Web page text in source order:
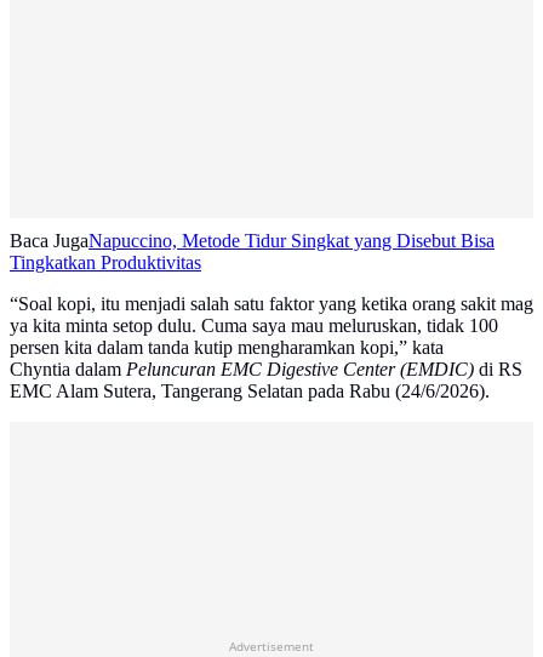
Baca JugaNapuccino, Metode Tidur Singkat yang Disebut Bisa
Tingkatkan Produktivitas
“Soal kopi, itu menjadi salah satu faktor yang ketika orang sakit mag
ya kita minta setop dulu. Cuma saya mau meluruskan, tidak 100
persen kita dalam tanda kutip mengharamkan kopi,” kata
Chyntia dalam Peluncuran EMC Digestive Center (EMDIC) di RS
EMC Alam Sutera, Tangerang Selatan pada Rabu (24/6/2026).
Advertisement